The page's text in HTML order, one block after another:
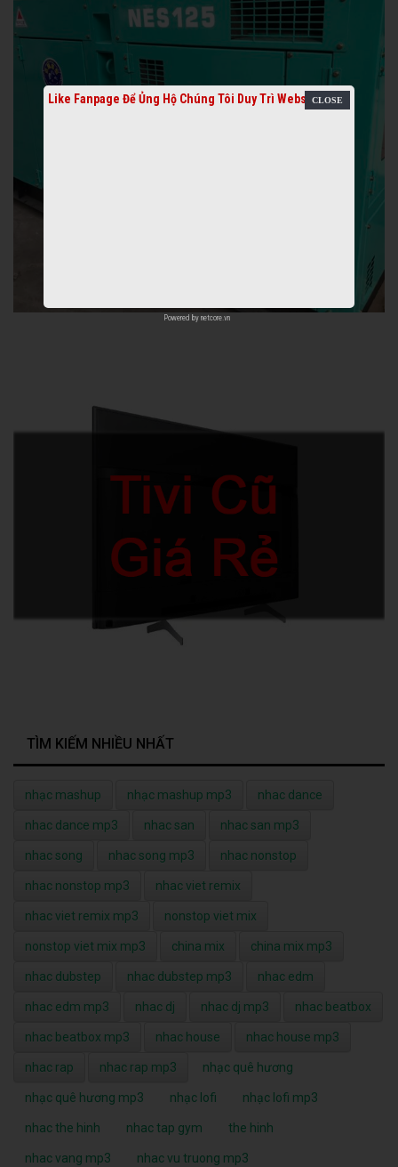
TÌM KIẾM NHIỀU NHẤT
nhạc mashup nhạc mashup mp3 nhac dance
nhac dance mp3 nhac san nhac san mp3
nhac song nhac song mp3 nhac nonstop
nhac nonstop mp3 nhac viet remix
nhac viet remix mp3 nonstop viet mix
nonstop viet mix mp3 china mix china mix mp3
nhac dubstep nhac dubstep mp3 nhac edm
nhac edm mp3 nhac dj nhac dj mp3 nhac beatbox
nhac beatbox mp3 nhac house nhac house mp3
nhac rap nhac rap mp3 nhạc quê hương
nhạc quê hương mp3 nhạc lofi nhạc lofi mp3
nhac the hinh nhac tap gym the hinh
nhac vang mp3 nhac vu truong mp3
Like Fanpage Để Ủng Hộ Chúng Tôi Duy Trì Website
Powered by netcore.vn